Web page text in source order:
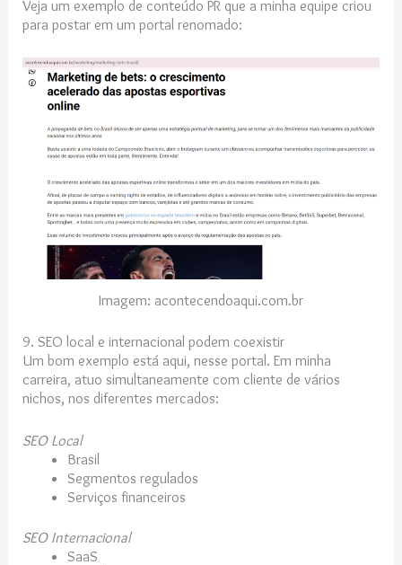
Veja um exemplo de conteúdo PR que a minha equipe criou
para postar em um portal renomado:
Imagem: acontecendoaqui.com.br
9. SEO local e internacional podem coexistir
Um bom exemplo está aqui, nesse portal. Em minha
carreira, atuo simultaneamente com cliente de vários
nichos, nos diferentes mercados:
SEO Local
Brasil
Segmentos regulados
Serviços financeiros
SEO Internacional
SaaS